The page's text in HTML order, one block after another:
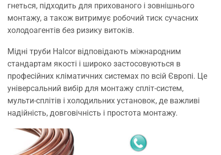
гнеться, підходить для прихованого і зовнішнього
монтажу, а також витримує робочий тиск сучасних
холодоагентів без ризику витоків.
Мідні труби Halcor відповідають міжнародним
стандартам якості і широко застосовуються в
професійних кліматичних системах по всій Європі. Це
універсальний вибір для монтажу спліт-систем,
мульти-сплітів і холодильних установок, де важливі
надійність, довговічність і простота монтажу.